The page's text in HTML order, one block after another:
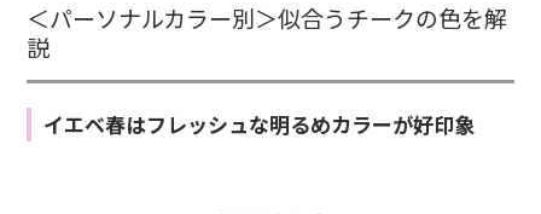
＜パーソナルカラー別＞似合うチークの色を解
説
イエベ春はフレッシュな明るめカラーが好印象